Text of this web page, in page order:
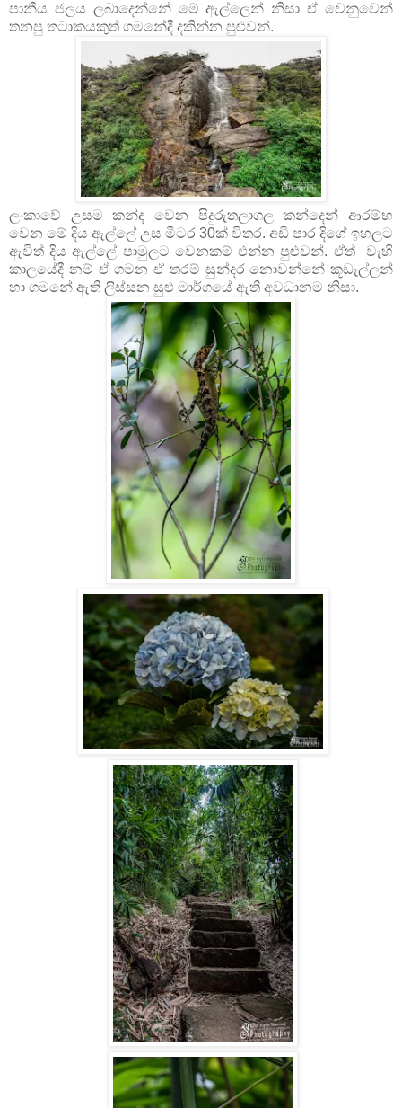
පානීය ජලය ලබාදෙන්නේ මේ ඇල්ලෙන් නිසා ඒ වෙනුවෙන්
තනපු තටාකයකුත් ගමනේදී දකින්න පුළුවන්.
ලංකාවේ උසම කන්ද වෙන පිදුරුතලාගල කන්දෙන් ආරම්භ
වෙන මේ දිය ඇල්ලේ උස මීටර 30ක් විතර. අඩි පාර දිගේ ඉහලට
ඇවිත් දිය ඇල්ලේ පාමුලට වෙනකම් එන්න පුළුවන්. ඒත් වැහි
කාලයේදී නම් ඒ ගමන ඒ තරම් සුන්දර නොවන්නේ කූඩැල්ලන්
හා ගමනේ ඇති ලිස්සන සුළු මාර්ගයේ ඇති අවධානම නිසා.